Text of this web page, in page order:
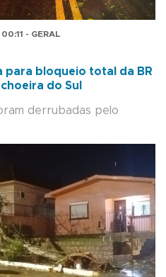
- GERAL
para bloqueio total da BR
do Sul
derrubadas pelo